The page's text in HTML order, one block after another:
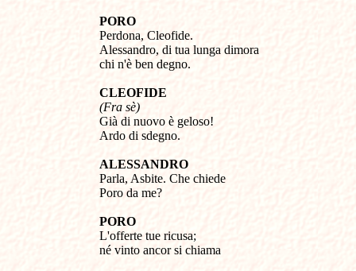
PORO
Perdona, Cleofide.
Alessandro, di tua lunga dimora
chi n'è ben degno.
CLEOFIDE
(Fra sè)
Già di nuovo è geloso!
Ardo di sdegno.
ALESSANDRO
Parla, Asbite. Che chiede
Poro da me?
PORO
L'offerte tue ricusa;
né vinto ancor si chiama